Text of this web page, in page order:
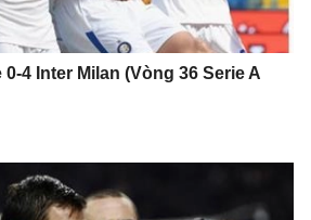
4 Inter Milan (Vòng 36 Serie A